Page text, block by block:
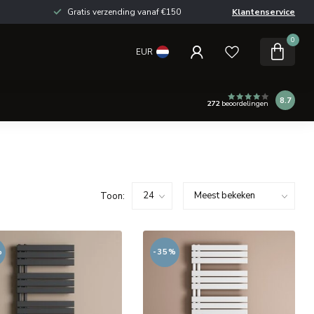
Gratis verzending vanaf €150 Klantenservice
EUR
0
272beoordelingen 8.7
Toon:
-35%